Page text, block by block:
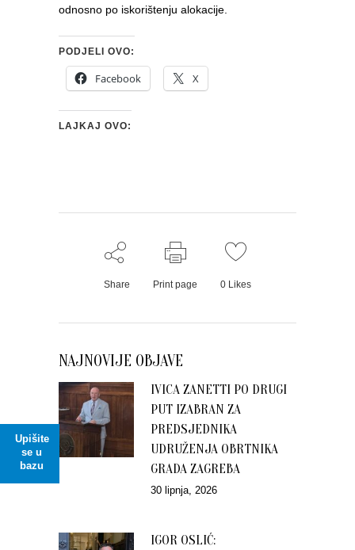
Upišite
se u
bazu
odnosno po iskorištenju alokacije.
PODJELI OVO:
Facebook X
LAJKAJ OVO:
Share Print page 0 Likes
NAJNOVIJE OBJAVE
IVICA ZANETTI PO DRUGI
PUT IZABRAN ZA
PREDSJEDNIKA
UDRUŽENJA OBRTNIKA
GRADA ZAGREBA
30 lipnja, 2026
IGOR OSLIĆ: